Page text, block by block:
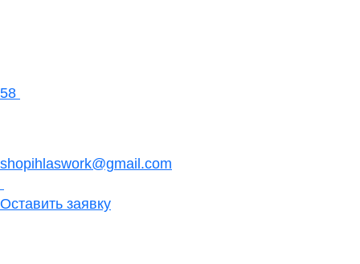
58
shopihlaswork@gmail.com
Оставить заявку